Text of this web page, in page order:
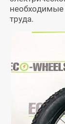
необходимые
труда.